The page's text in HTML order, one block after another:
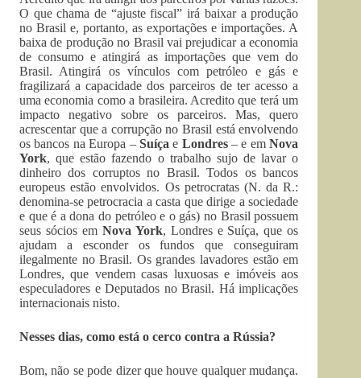
O que chama de “ajuste fiscal” irá baixar a produção
no Brasil e, portanto, as exportações e importações. A
baixa de produção no Brasil vai prejudicar a economia
de consumo e atingirá as importações que vem do
Brasil. Atingirá os vínculos com petróleo e gás e
fragilizará a capacidade dos parceiros de ter acesso a
uma economia como a brasileira. Acredito que terá um
impacto negativo sobre os parceiros. Mas, quero
acrescentar que a corrupção no Brasil está envolvendo
os bancos na Europa – Suíça e Londres– e emNova
York, que estão fazendo o trabalho sujo de lavar o
dinheiro dos corruptos no Brasil. Todos os bancos
europeus estão envolvidos. Os petrocratas (N. da R.:
denomina-se petrocracia a casta que dirige a sociedade
e que é a dona do petróleo e o gás) no Brasil possuem
seus sócios em Nova York, Londres e Suíça, que os
ajudam a esconder os fundos que conseguiram
ilegalmente no Brasil. Os grandes lavadores estão em
Londres, que vendem casas luxuosas e imóveis aos
especuladores e Deputados no Brasil. Há implicações
internacionais nisto.
Nesses dias, como está o cerco contra a Rússia?
Bom, não se pode dizer que houve qualquer mudança.